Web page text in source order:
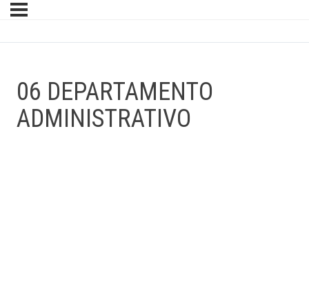
06 DEPARTAMENTO
ADMINISTRATIVO